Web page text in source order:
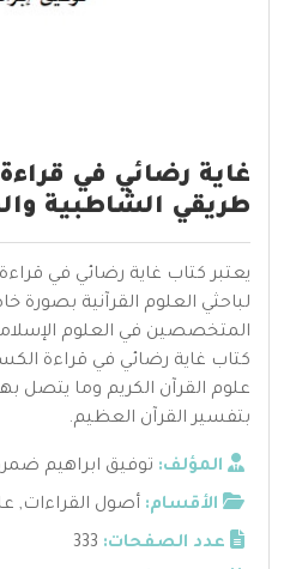
غاية رضائي في
طريقي الشاطبية
يعتبر كتاب غاية رضائي في
لباحثي العلوم القرآنية
المتخصصين في العلوم
كتاب غاية رضائي في قراءة
علوم القرآن الكريم وما
بتفسير القرآن العظيم.
المؤلف: توفيق ابراهيم
الأقسام: أصول القراءات,
عدد الصفحات: 333